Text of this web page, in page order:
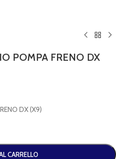
POMPA FRENO DX
DX (X9)
CARRELLO